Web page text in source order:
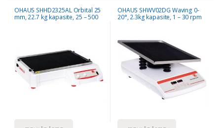
OHAUS SHHD2325AL Orbital 25
mm, 22.7 kg kapasite, 25 – 500
OHAUS SHWV02DG Waving 0-
20°, 2.3kg kapasite, 1 – 30 rpm